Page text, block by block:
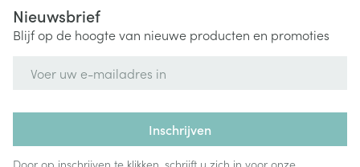
Nieuwsbrief
Blijf op de hoogte van nieuwe producten en promoties
Inschrijven
Door op inschrijven te klikken, schrijft u zich in voor onze